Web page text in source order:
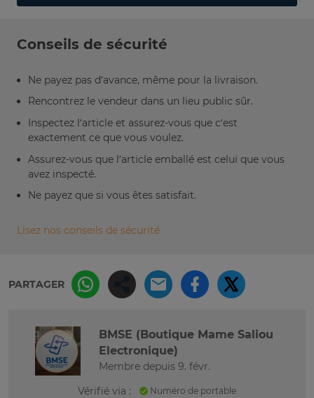
Conseils de sécurité
Ne payez pas d’avance, même pour la livraison.
Rencontrez le vendeur dans un lieu public sûr.
Inspectez l’article et assurez-vous que c’est
exactement ce que vous voulez.
Assurez-vous que l’article emballé est celui que vous
avez inspecté.
Ne payez que si vous êtes satisfait.
Lisez nos conseils de sécurité
PARTAGER
BMSE (Boutique Mame Saliou
Electronique)
Membre depuis 9. févr.
Vérifié via :
Numéro de portable